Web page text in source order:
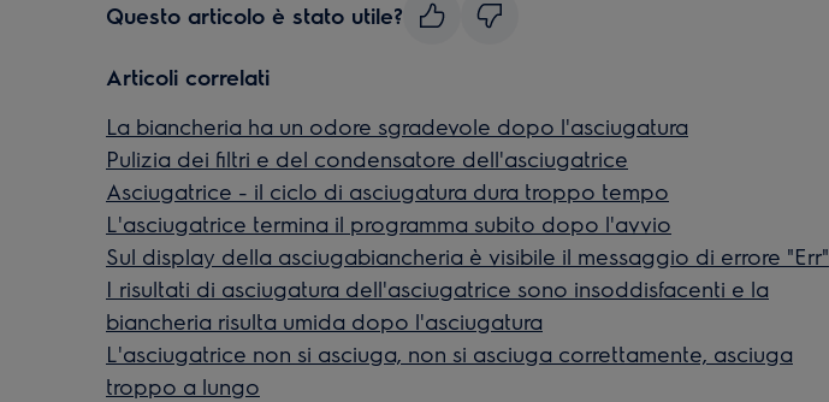
Questo articolo è stato utile?
Articoli correlati
La biancheria ha un odore sgradevole dopo l'asciugatura
Pulizia dei filtri e del condensatore dell'asciugatrice
Asciugatrice - il ciclo di asciugatura dura troppo tempo
L'asciugatrice termina il programma subito dopo l'avvio
Sul display della asciugabiancheria è visibile il messaggio di errore "Err"
I risultati di asciugatura dell'asciugatrice sono insoddisfacenti e la
biancheria risulta umida dopo l'asciugatura
L'asciugatrice non si asciuga, non si asciuga correttamente, asciuga
troppo a lungo